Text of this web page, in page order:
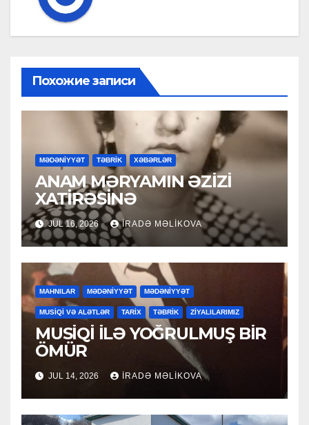
Похожие записи
MƏDƏNİYYƏT TƏBRİK XƏBƏRLƏR
ANAM MƏRYAMIN ƏZİZİ
XATİRƏSİNƏ
JUL 16, 2026 İRADƏ MƏLIKOVA
MAHNILAR MƏDƏNİYYƏT MƏDƏNİYYƏT
MUSİQİ VƏ ALƏTLƏR TARİX TƏBRİK ZİYALILARIMIZ
MUSİQİ İLƏ YOĞRULMUŞ BİR
ÖMÜR
JUL 14, 2026 İRADƏ MƏLIKOVA